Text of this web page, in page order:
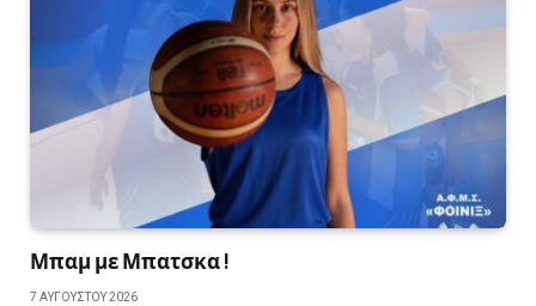
Μπαμ με Μπατσκα !
7 ΑΥΓΟΎΣΤΟΥ 2026